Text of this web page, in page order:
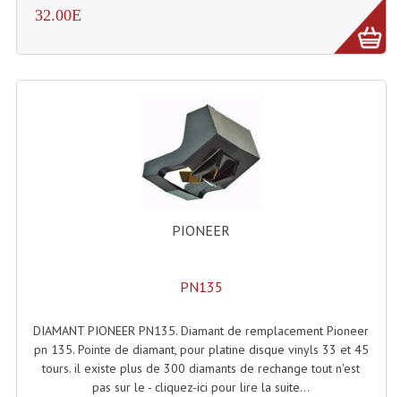
Disque LD (30 Cm.)
LISTE DU MATERIEL D'OCCASION
PLAN ACCES, LES HORAIRES
CRÉER UN COMPTE
32.00E
PIONEER
PN135
DIAMANT PIONEER PN135. Diamant de remplacement Pioneer
pn 135. Pointe de diamant, pour platine disque vinyls 33 et 45
tours. il existe plus de 300 diamants de rechange tout n'est
pas sur le - cliquez-ici pour lire la suite...